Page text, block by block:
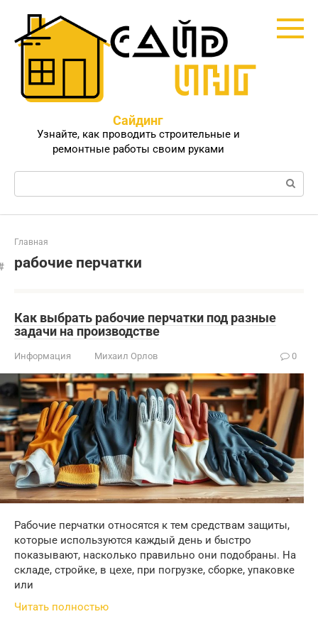
контенту
Сайдинг
Узнайте, как проводить строительные и
ремонтные работы своим руками
Поиск:
Главная
рабочие перчатки
Как выбрать рабочие перчатки под разные
задачи на производстве
Информация Михаил Орлов 0
Рабочие перчатки относятся к тем средствам защиты,
которые используются каждый день и быстро
показывают, насколько правильно они подобраны. На
складе, стройке, в цехе, при погрузке, сборке, упаковке
или
Читать полностью